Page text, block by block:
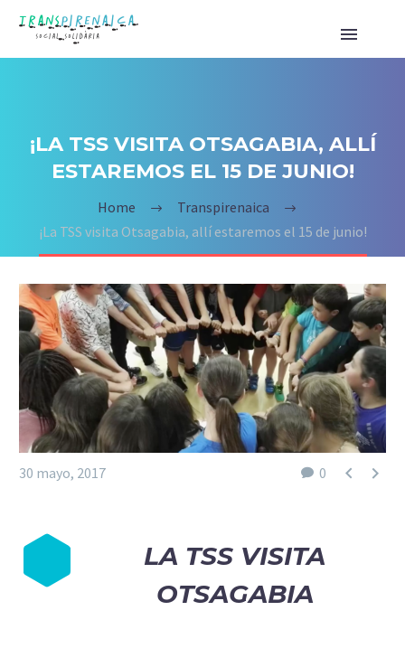
¡LA TSS VISITA OTSAGABIA, ALLÍ
ESTAREMOS EL 15 DE JUNIO!
Home
Transpirenaica
¡La TSS visita Otsagabia, allí estaremos el 15 de junio!
0  
30 mayo, 2017
LA TSS VISITA
OTSAGABIA